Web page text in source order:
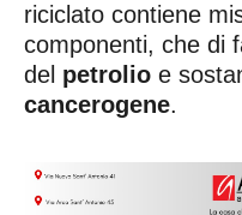
riciclato contiene
componenti, che di
del petrolio e
cancerogene.